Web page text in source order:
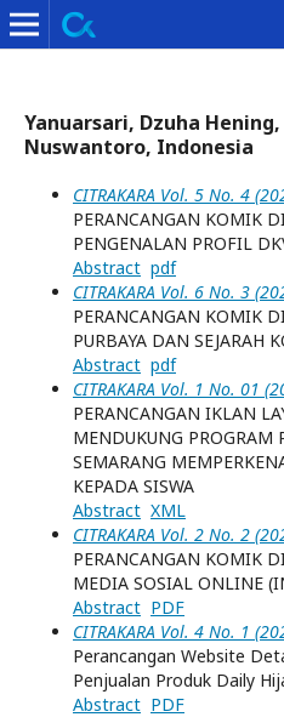
Yanuarsari, Dzuha
Nuswantoro, Indonesia
CITRAKARA Vol. 5 No. 4
PERANCANGAN KOMIK
PENGENALAN PROFIL
Abstract pdf
CITRAKARA Vol. 6 No. 3
PERANCANGAN KOMIK
PURBAYA DAN SEJARAH
Abstract pdf
CITRAKARA Vol. 1 No. 01
PERANCANGAN IKLAN
MENDUKUNG PROGRAM
SEMARANG
KEPADA SISWA
Abstract XML
CITRAKARA Vol. 2 No. 2
PERANCANGAN KOMIK
MEDIA SOSIAL ONLINE
Abstract PDF
CITRAKARA Vol. 4 No. 1
Perancangan Website
Penjualan Produk Daily
Abstract PDF